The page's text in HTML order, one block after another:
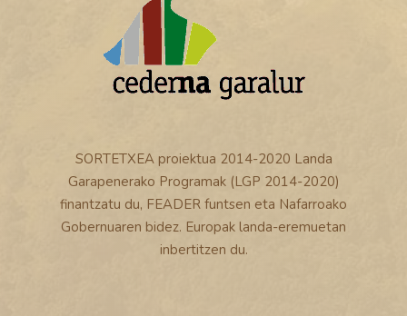
SORTETXEA proiektua 2014-2020 Landa
Garapenerako Programak (LGP 2014-2020)
finantzatu du, FEADER funtsen eta Nafarroako
Gobernuaren bidez. Europak landa-eremuetan
inbertitzen du.